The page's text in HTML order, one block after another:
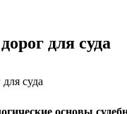
для суда
основы